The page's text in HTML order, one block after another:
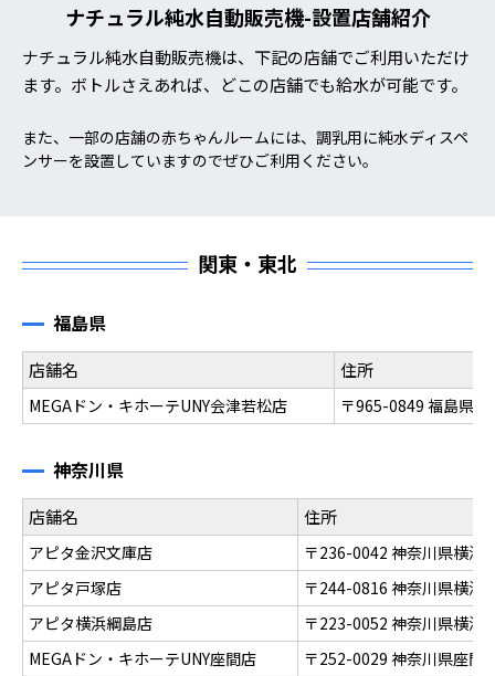
ナチュラル純水自動販売機-設置店舗紹介
ナチュラル純水自動販売機は、下記の店舗でご利用いただけ
ます。ボトルさえあれば、どこの店舗でも給水が可能です。
また、一部の店舗の赤ちゃんルームには、調乳用に純水ディスペ
ンサーを設置していますのでぜひご利用ください。
関東・東北
福島県
店舗名 住所
MEGAドン・キホーテUNY会津若松店 〒965-0849 福島県
神奈川県
店舗名 住所
アピタ金沢文庫店
〒236-0042 神奈川県横浜
アピタ戸塚店
〒244-0816 神奈川県横浜
アピタ横浜綱島店
〒223-0052 神奈川県横浜
MEGAドン・キホーテUNY座間店
〒252-0029 神奈川県座間